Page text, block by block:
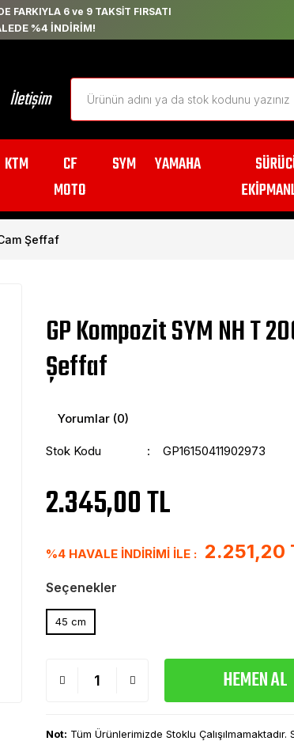
FARKIYLA 6 ve 9 TAKSİT FIRSATI
%4 İNDİRİM!
İletişim
KTM
CF
MOTO
SYM YAMAHA
Şeffaf
GP Kompozit SYM NH T
Şeffaf
Yorumlar (0)
Stok Kodu GP16150411902973
2.345,00 TL
%4 HAVALE İNDİRİMİ İLE : 2.251,20
Seçenekler
45 cm
HEMEN AL
Not: Tüm Ürünlerimizde Stoklu